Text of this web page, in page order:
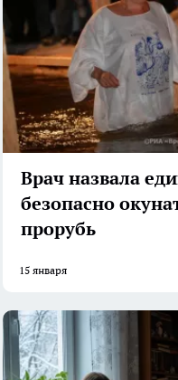
Врач назвала
безопасно
прорубь
15 января